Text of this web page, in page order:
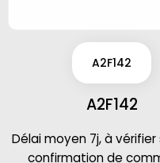
A2F142
A2F142
Délai moyen 7j, à
confirmation de